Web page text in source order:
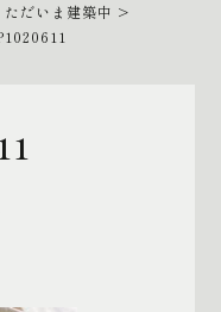
ただいま建築中 >